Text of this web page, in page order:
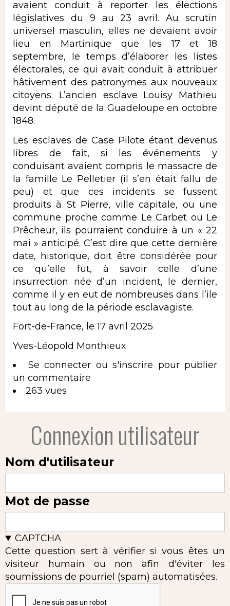
avaient conduit à reporter les élections
législatives du 9 au 23 avril. Au scrutin
universel masculin, elles ne devaient avoir
lieu en Martinique que les 17 et 18
septembre, le temps d’élaborer les listes
électorales, ce qui avait conduit à attribuer
hâtivement des patronymes aux nouveaux
citoyens. L’ancien esclave Louisy Mathieu
devint député de la Guadeloupe en octobre
1848.
Les esclaves de Case Pilote étant devenus
libres de fait, si les événements y
conduisant avaient compris le massacre de
la famille Le Pelletier (il s’en était fallu de
peu) et que ces incidents se fussent
produits à St Pierre, ville capitale, ou une
commune proche comme Le Carbet ou Le
Prêcheur, ils pourraient conduire à un « 22
mai » anticipé. C’est dire que cette dernière
date, historique, doit être considérée pour
ce qu’elle fut, à savoir celle d’une
insurrection née d’un incident, le dernier,
comme il y en eut de nombreuses dans l’ile
tout au long de la période esclavagiste.
Fort-de-France, le 17 avril 2025
Yves-Léopold Monthieux
Se connecter ou s'inscrire pour publier
un commentaire
263 vues
Connexion utilisateur
Nom d'utilisateur
Mot de passe
CAPTCHA
Cette question sert à vérifier si vous êtes un
visiteur humain ou non afin d'éviter les
soumissions de pourriel (spam) automatisées.